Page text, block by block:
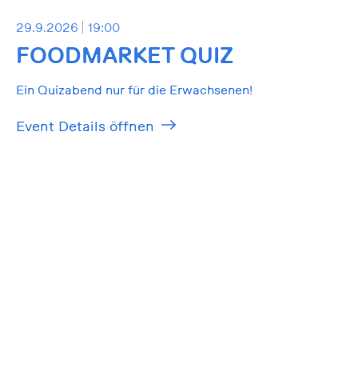
29.9.2026 19:00
FOODMARKET QUIZ
Ein Quizabend nur für die Erwachsenen!
Event Details öffnen